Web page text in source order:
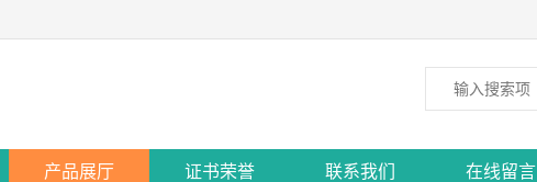
产品展厅 证书荣誉 联系我们 在线留言